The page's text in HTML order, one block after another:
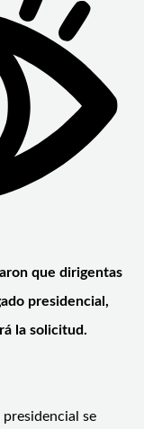
que dirigentas
presidencial,
la solicitud.
presidencial se